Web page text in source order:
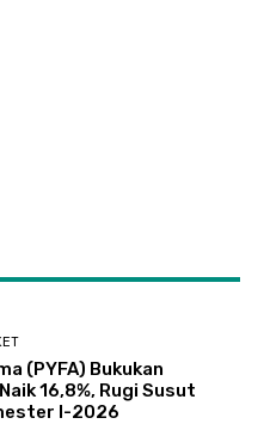
(PYFA) Bukukan
16,8%, Rugi Susut
I-2026